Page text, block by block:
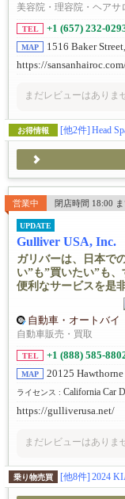
美容院・理容院・ヘアサ
TEL +1 (657) 232-
MAP 1516 Baker Street,
https://
まだレビューはありま
お得情報 [他2件] Head
営業中 閉店時間 18:00
UPDATE
Gulliver USA, Inc.
ガリバーは、日本で
い”も”買いたい”も
便利なサービスを是
自動車・オートバイ
自動車販売・買取
TEL +1 (888) 585-
MAP 20125
ライセンス : California Car
https://gulliverusa.net/
まだレビューはありま
乗り物売買 [他8件] 2024